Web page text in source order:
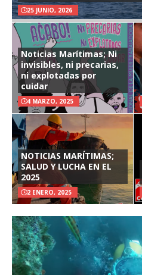
25 JUNIO, 2026
Noticias Marítimas; Ni
invisibles, ni precarias,
ni explotadas por
cuidar
4 MARZO, 2025
NOTICIAS MARÍTIMAS;
SALUD Y LUCHA EN EL
2025
2 ENERO, 2025